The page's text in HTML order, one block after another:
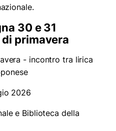
30 e 31
primavera
- incontro tra lirica
2026
e Biblioteca della